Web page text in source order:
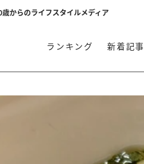
歳からのライフスタイルメディア
ランキング 新着記事